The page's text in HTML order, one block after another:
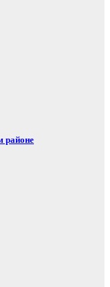
районе